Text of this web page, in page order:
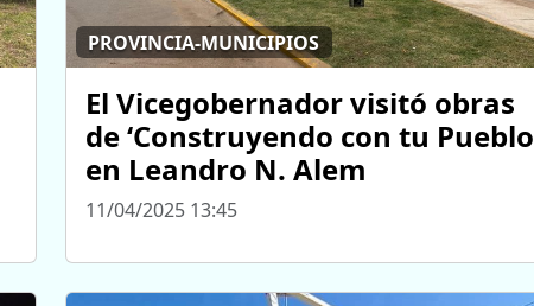
PROVINCIA-MUNICIPIOS
El Vicegobernador visitó obras
de ‘Construyendo con tu Pueblo
en Leandro N. Alem
11/04/2025 13:45